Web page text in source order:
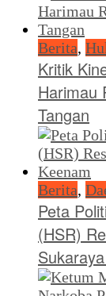
Berita,
Kritik
Harimau
Tangan
Berita,
Peta
(HSR)